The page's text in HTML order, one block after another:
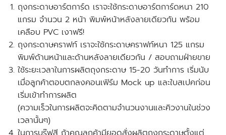
ถุงกระดาษอาร์ตการ์ด เราจะใช้กระดาษอาร์ตการ์ดหนา 210
แกรม จำนวน 2 หน้า พิมพ์หน้าหลังลายเดียวกัน พร้อม
เคลือบ PVC เงาฟรี!
ถุงกระดาษคราฟท์ เราจะใช้กระดาษคราฟท์หนา 125 แกรม
พิมพ์ด้านหน้าและด้านหลังลายเดียวกัน / สอบถามฝ่ายขาย
ใช้ระยะเวลาในการผลิตถุงกระดาษ 15-20 วันทำการ เริ่มนับ
เมื่อลูกค้าตอบตกลงคอนเฟิร์ม Mock up และใบสเปคก่อน
เริ่มเข้าทำการผลิต
(ความเร็วในการผลิตจะคิดตามจำนวนงานและคิวงานในช่วง
เวลานั้นๆ)